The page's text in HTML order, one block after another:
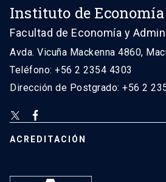
Instituto de Economía
Facultad de Economía y
Avda. Vicuña Mackenna 4860,
Teléfono: +56 2 2354 4303
Dirección de Postgrado: +56 2
ACREDITACIÓN